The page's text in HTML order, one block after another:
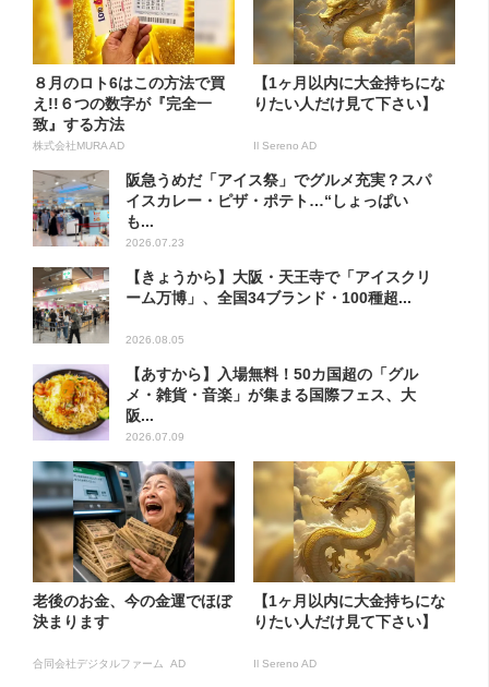
８月のロト6はこの方法で買
え!!６つの数字が『完全一
致』する方法
株式会社MURA AD
【1ヶ月以内に大金持ちにな
りたい人だけ見て下さい】
Il Sereno AD
阪急うめだ「アイス祭」でグルメ充実？スパ
イスカレー・ピザ・ポテト…“しょっぱい
も...
2026.07.23
【きょうから】大阪・天王寺で「アイスクリ
ーム万博」、全国34ブランド・100種超...
2026.08.05
【あすから】入場無料！50カ国超の「グル
メ・雑貨・音楽」が集まる国際フェス、大
阪...
2026.07.09
老後のお金、今の金運でほぼ
決まります
合同会社デジタルファーム AD
【1ヶ月以内に大金持ちにな
りたい人だけ見て下さい】
Il Sereno AD